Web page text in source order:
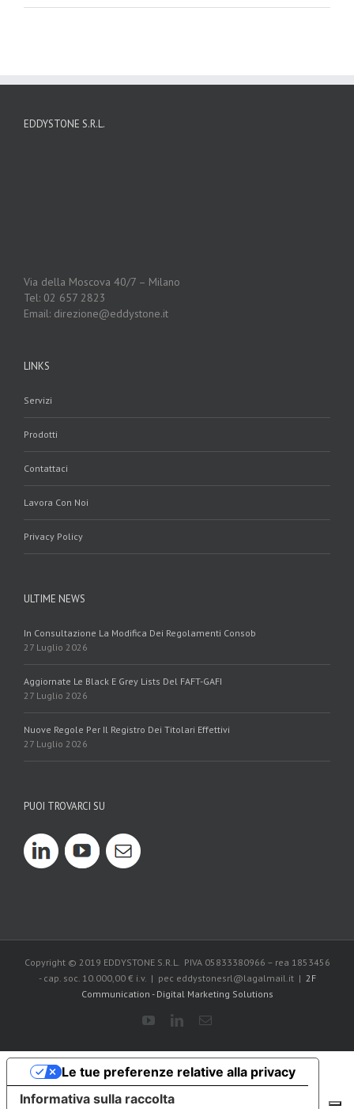
EDDYSTONE S.R.L.
Via della Moscova 40/7 – Milano
Tel: 02 657 2823
Email: direzione@eddystone.it
LINKS
Servizi
Prodotti
Contattaci
Lavora Con Noi
Privacy Policy
ULTIME NEWS
In Consultazione La Modifica Dei Regolamenti Consob
27 Luglio 2026
Aggiornate Le Black E Grey Lists Del FAFT-GAFI
27 Luglio 2026
Nuove Regole Per Il Registro Dei Titolari Effettivi
27 Luglio 2026
PUOI TROVARCI SU
Copyright © 2019 EDDYSTONE S.R.L. PIVA 05833380966 – rea 1853456
- cap. soc. 10.000,00 € i.v. | pec eddystonesrl@lagalmail.it | 2F
Communication - Digital Marketing Solutions
Informativa sulla raccolta
Le tue preferenze relative alla privacy